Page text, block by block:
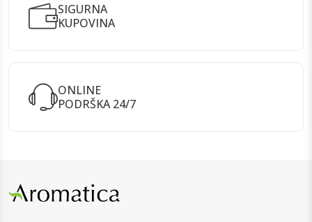
SIGURNA
KUPOVINA
ONLINE
PODRŠKA 24/7